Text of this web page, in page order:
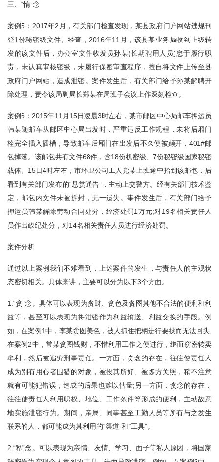
三、“惰”念
案例5：2017年2月，有关部门检查发现，某县政府门户网站违规刊
登1份秘密级文件。经查，2016年11月，该县某业务局收到上级转
发的该文件后，办公室文件收发员孙某(长期聘用人员)怠于履行职
责，未认真审核密级，未履行保密审查程序，擅自将文件上传至县
政府门户网站，造成泄密。案件发生后，有关部门给予孙某解聘开
除处理，责令该局副局长郑某在局班子会议上作深刻检查。
案例6：2015年11月15日凌晨3时左右，某市邮区中心局邮车押运员
韩某随邮车从邮区中心局出发时，严重违反工作规程，未将后厢门
栓完全插入插槽，导致邮车后厢门在出发后不久便被颠开，401#邮
包掉落。该邮包共有文件68件，含18份机密级、7份秘密级国家秘密
载体。15日4时左右，市环卫公司工人党某上班途中拾到该邮包，后
看到有关部门发布的“悬赏通告”，主动上交警方。经有关部门技术鉴
定，邮包内文件未被拆封，无一遗失。事件发生后，有关部门给予
押运员韩某解除劳动合同处分，经济处罚1万元;对19名相关责任人
员作出政纪处分，对14名相关责任人员进行经济处罚。
案件分析
通过以上案例我们不难看到，上述案件的发生，与责任人的主观状
态密切相关。具体来讲，主要可以分为以下3个方面。
1.“贪”念。具体可以表现为贪财、贪色及贪图其他不合法的便利和利
益等，甚至可以表现为将泄密作为利益输送、利益交换的手段。例
如，在案例1中，李某贪图美色，被人抓住把柄进行要挟而无法回头;
在案例2中，常某贪图钱财，不惜利用工作之便进行，继而窃密转卖
牟利，然后被追究刑事责任。一方面，贪念的存在，往往使责任人
成为别有用心者围猎的对象，被投其所好、被多方关照，稍不注意
就有可能犯错误，造成的后果也难以估量;另一方面，贪念的存在，
往往使责任人利用职权、地位、工作条件等形成的便利，主动故意
地实施泄密行为。期间，亲属、同事甚至工勤人员等所有与之发生
联系的人，都可能成为其利用的“渠道”和“工具”。
2.“私”念。可以表现为亲情、友情、学习、面子等私人原因，将国家